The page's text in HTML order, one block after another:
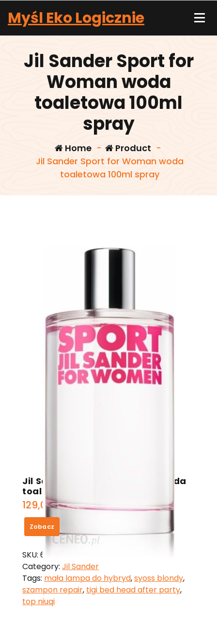
content
Myśl Eko Logicznie
Jil Sander Sport for
Woman woda
toaletowa 100ml
spray
Home- Product -
Jil Sander Sport for Woman woda
toaletowa 100ml spray
Jil Sander Sport for Woman woda
toaletowa 100ml spray
129,00zł
Zobacz
SKU: 630e564dcbbd
Category: Jil Sander
Tags: mała lampa do hybryd,syoss blondy,
szampon repair, tigi bed head after party,
top niuqi